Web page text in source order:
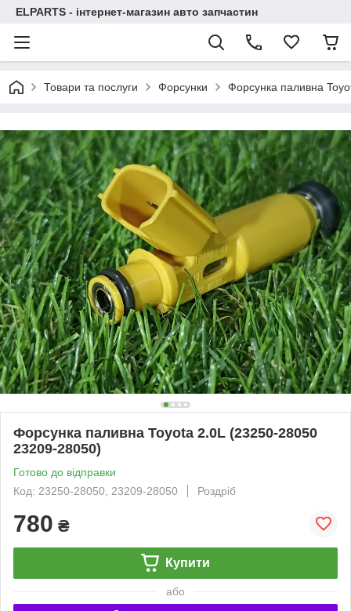
ELPARTS - інтернет-магазин авто запчастин
Товари та послуги Форсунки Форсунка паливна
Форсунка паливна Toyota 2.0L (23250-28050
23209-28050)
Готово до відправки
Код: 23250-28050, 23209-28050
Роздріб
780 ₴
Купити
або